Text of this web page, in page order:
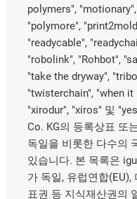
polymers",
"polymore",
"readycable",
"robolink", "Rohbot",
"take the dryway",
"twisterchain", "when
"xirodur", "xiros" 및
Co. KG의 등록상표 또
독일을 비롯한 다수의
있습니다. 본 목록은
가 독일, 유럽연합
표권 등 지식재산권의